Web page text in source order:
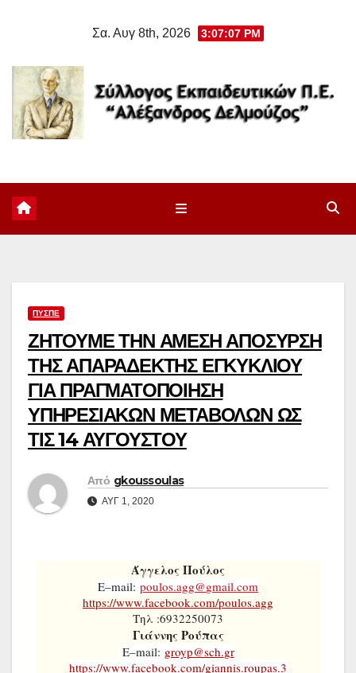
Σα. Αυγ 8th, 2026 3:07:07 PM
ΠΥΣΠΕ
ΖΗΤΟΥΜΕ ΤΗΝ ΑΜΕΣΗ ΑΠΟΣΥΡΣΗ
ΤΗΣ ΑΠΑΡΑΔΕΚΤΗΣ ΕΓΚΥΚΛΙΟΥ
ΓΙΑ ΠΡΑΓΜΑΤΟΠΟΙΗΣΗ
ΥΠΗΡΕΣΙΑΚΩΝ ΜΕΤΑΒΟΛΩΝ ΩΣ
ΤΙΣ 14 ΑΥΓΟΥΣΤΟΥ
Από gkoussoulas
ΑΥΓ 1, 2020
Άγγελος Πούλος
E–mail: poulos.agg@gmail.com
https://www.facebook.com/poulos.agg
Τηλ :6932250073
Γιάννης Ρούπας
E–mail: groyp@sch.gr
https://www.facebook.com/giannis.roupas.3